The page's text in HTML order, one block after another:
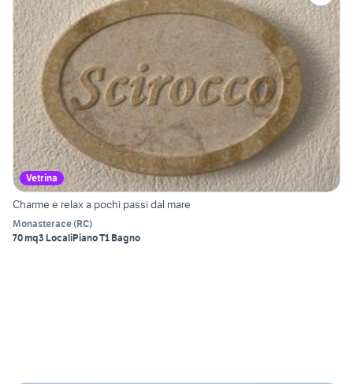
Vetrina
Charme e relax a pochi passi dal mare
Monasterace(RC)
70 mq3 LocaliPiano T1 Bagno